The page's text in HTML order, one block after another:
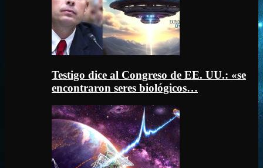
Testigo dice al Congreso de EE. UU.: «se
encontraron seres biológicos…